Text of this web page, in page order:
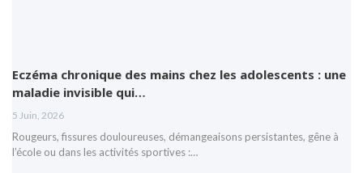
Eczéma chronique des mains chez les adolescents : une
maladie invisible qui…
5 Juin, 2026
Rougeurs, fissures douloureuses, démangeaisons persistantes, gêne à
l’école ou dans les activités sportives :…